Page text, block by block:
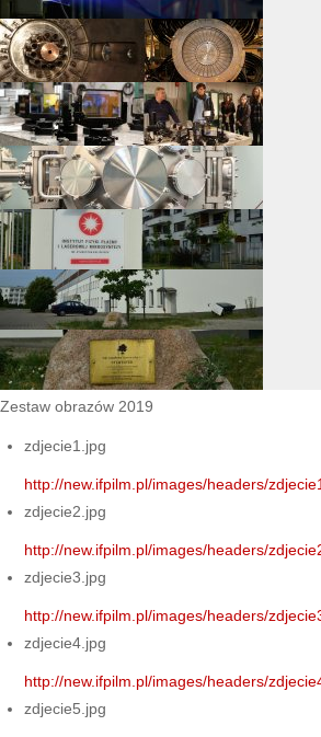
Zestaw obrazów 2019
zdjecie1.jpg
http://new.ifpilm.pl/images/headers/
zdjecie2.jpg
http://new.ifpilm.pl/images/headers/
zdjecie3.jpg
http://new.ifpilm.pl/images/headers/
zdjecie4.jpg
http://new.ifpilm.pl/images/headers/
zdjecie5.jpg